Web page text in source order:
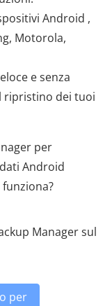
Android ,
Motorola,
e senza
ripristino dei tuoi
per
Android
Manager sul
per